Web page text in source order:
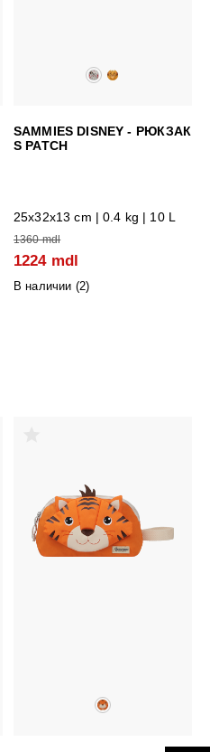
SAMMIES DISNEY - РЮКЗАК
S PATCH
25x32x13 cm | 0.4 kg | 10 L
1360 mdl
1224 mdl
В наличии (2)